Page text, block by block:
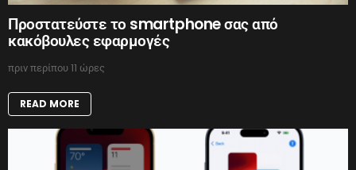
Προστατεύστε το smartphone σας από
κακόβουλες εφαρμογές
πριν περίπου 11 ώρες
READ MORE